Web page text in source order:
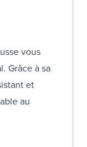
vous
Grâce à sa
et
au